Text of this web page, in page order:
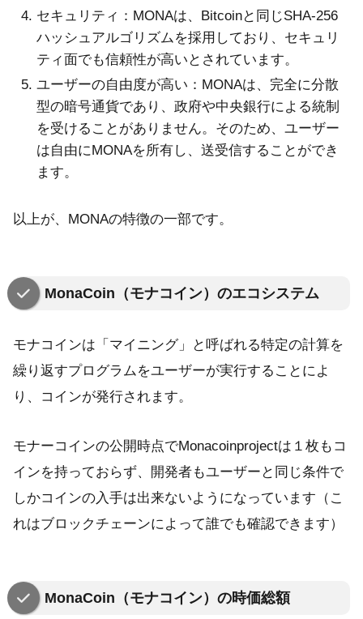
セキュリティ：MONAは、Bitcoinと同じSHA-256
ハッシュアルゴリズムを採用しており、セキュリ
ティ面でも信頼性が高いとされています。
ユーザーの自由度が高い：MONAは、完全に分散
型の暗号通貨であり、政府や中央銀行による統制
を受けることがありません。そのため、ユーザー
は自由にMONAを所有し、送受信することができ
ます。
以上が、MONAの特徴の一部です。
MonaCoin（モナコイン）のエコシステム
モナコインは「マイニング」と呼ばれる特定の計算を
繰り返すプログラムをユーザーが実行することによ
り、コインが発行されます。
モナーコインの公開時点でMonacoinprojectは１枚もコ
インを持っておらず、開発者もユーザーと同じ条件で
しかコインの入手は出来ないようになっています（こ
れはブロックチェーンによって誰でも確認できます）
MonaCoin（モナコイン） の時価総額